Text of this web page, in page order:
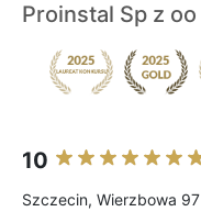
Proinstal Sp z oo
10
Szczecin, Wierzbowa 97